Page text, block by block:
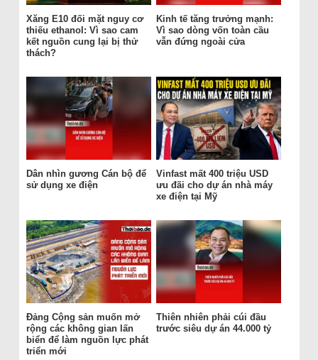
Xăng E10 đối mặt nguy cơ
thiếu ethanol: Vì sao cam
kết nguồn cung lại bị thử
thách?
Kinh tế tăng trưởng mạnh:
Vì sao dòng vốn toàn cầu
vẫn đứng ngoài cửa
Dân nhìn gương Cán bộ để
sử dụng xe điện
Vinfast mất 400 triệu USD
ưu đãi cho dự án nhà máy
xe điện tại Mỹ
Đảng Cộng sản muốn mở
rộng các không gian lấn
biển để làm nguồn lực phát
triển mới
Thiên nhiên phải cúi đầu
trước siêu dự án 44.000 tỷ